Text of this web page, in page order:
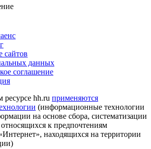
сайтов
данных
соглашение
hh.ru применяются
(информационные технологии
на основе сбора, систематизации
к предпочтениям
находящихся на территории